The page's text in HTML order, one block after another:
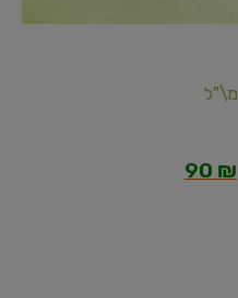
מ\"ל
90 ₪